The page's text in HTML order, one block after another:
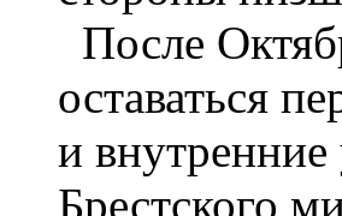
После
оставаться
и
Брестского